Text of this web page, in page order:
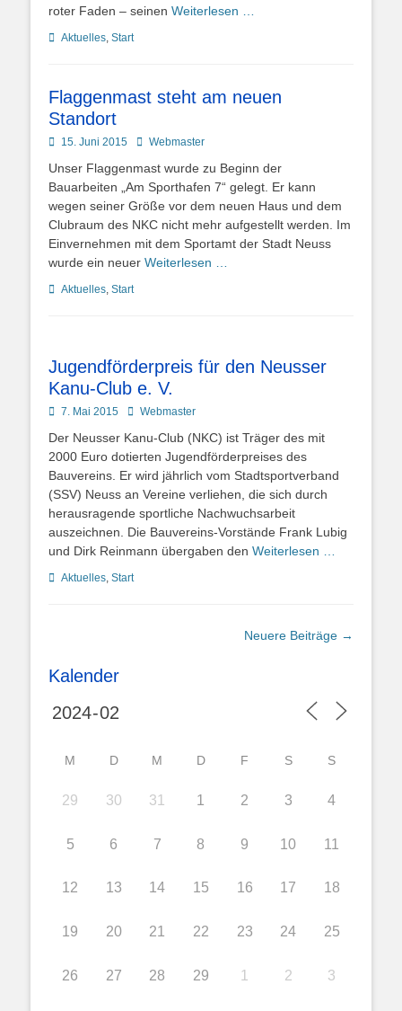
roter Faden – seinen Weiterlesen …
Kategorien
Aktuelles, Start
Flaggenmast steht am neuen
Standort
Posted
15. Juni 2015 AutorWebmaster
Unser Flaggenmast wurde zu Beginn der
Bauarbeiten „Am Sporthafen 7“ gelegt. Er kann
wegen seiner Größe vor dem neuen Haus und dem
Clubraum des NKC nicht mehr aufgestellt werden. Im
Einvernehmen mit dem Sportamt der Stadt Neuss
wurde ein neuer Weiterlesen …
Kategorien
Aktuelles, Start
Jugendförderpreis für den Neusser
Kanu-Club e. V.
Posted
7. Mai 2015 AutorWebmaster
Der Neusser Kanu-Club (NKC) ist Träger des mit
2000 Euro dotierten Jugendförderpreises des
Bauvereins. Er wird jährlich vom Stadtsportverband
(SSV) Neuss an Vereine verliehen, die sich durch
herausragende sportliche Nachwuchsarbeit
auszeichnen. Die Bauvereins-Vorstände Frank Lubig
und Dirk Reinmann übergaben den Weiterlesen …
Kategorien
Aktuelles, Start
Neuere Beiträge →
Kalender
M D M D F S S
29 30 31 1 2 3 4
5 6 7 8 9 10 11
12 13 14 15 16 17 18
19 20 21 22 23 24 25
26 27 28 29 1 2 3